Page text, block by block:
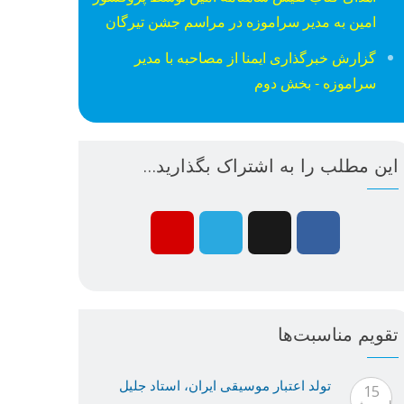
امین به مدیر سراموزه در مراسم جشن تیرگان
گزارش خبرگذاری ایمنا از مصاحبه با مدیر
سراموزه - بخش دوم
این مطلب را به اشتراک بگذارید...
تقویم مناسبت‌ها
15
تولد اعتبار موسيقى ايران، استاد جليل